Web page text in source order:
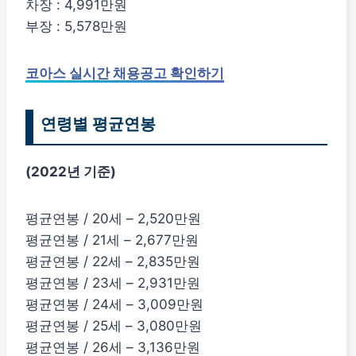
차장 : 4,991만원
부장 : 5,578만원
코아스 실시간 채용공고 확인하기
연령별 평균연봉
(2022년 기준)
평균연봉 / 20세 – 2,520만원
평균연봉 / 21세 – 2,677만원
평균연봉 / 22세 – 2,835만원
평균연봉 / 23세 – 2,931만원
평균연봉 / 24세 – 3,009만원
평균연봉 / 25세 – 3,080만원
평균연봉 / 26세 – 3,136만원